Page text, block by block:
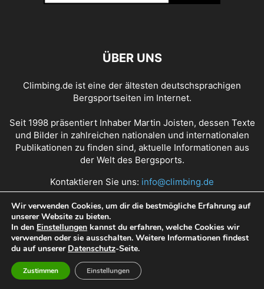
ÜBER UNS
Climbing.de ist eine der ältesten deutschsprachigen
Bergsportseiten im Internet.
Seit 1998 präsentiert Inhaber Martin Joisten, dessen Texte
und Bilder in zahlreichen nationalen und internationalen
Publikationen zu finden sind, aktuelle Informationen aus
der Welt des Bergsports.
Kontaktieren Sie uns: info@climbing.de
Über Climbing.de RSS Feed Mediadaten
Nutzungsbedingungen Datenschutz
© Copyright 1998 - 2022 Climbing.de by Martin Joisten
Wir verwenden Cookies, um dir die bestmögliche Erfahrung auf
unserer Website zu bieten.
In den Einstellungen kannst du erfahren, welche Cookies wir
verwenden oder sie ausschalten. Weitere Informationen findest
du auf unserer Datenschutz-Seite.
Zustimmen Einstellungen